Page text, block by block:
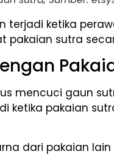
terjadi ketika
sutra
mencuci gaun
ketika pakaian
dari pakaian